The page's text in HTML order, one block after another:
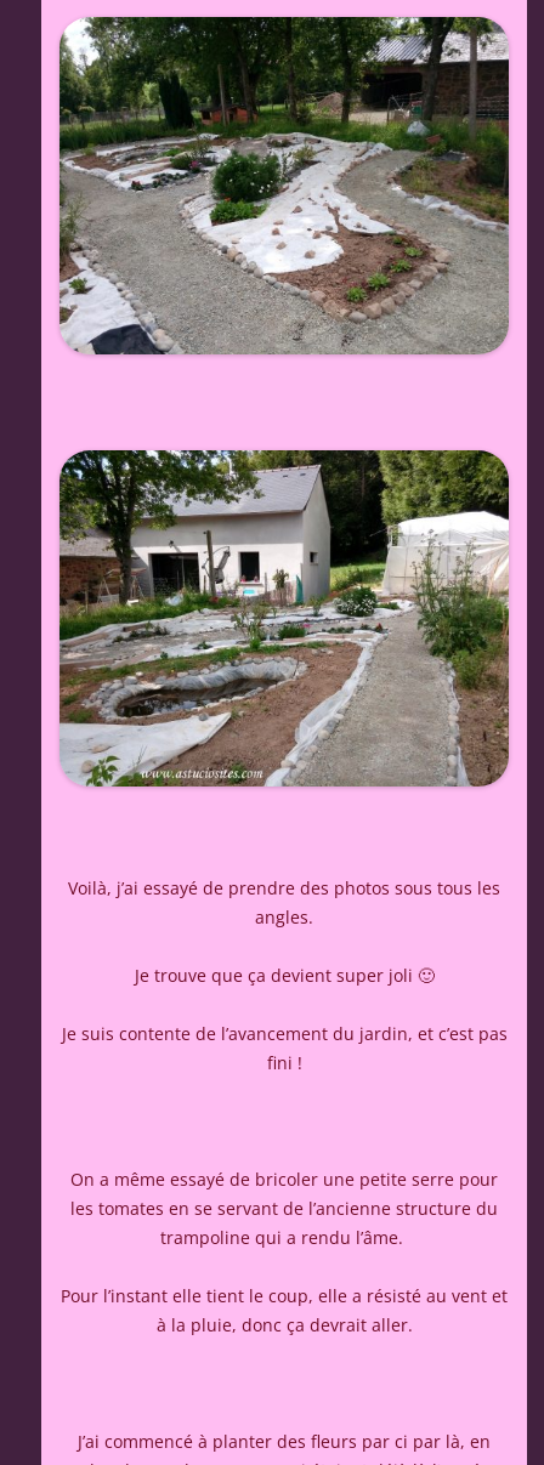
Voilà, j’ai essayé de prendre des photos sous tous les
angles.
Je trouve que ça devient super joli 🙂
Je suis contente de l’avancement du jardin, et c’est pas
fini !
On a même essayé de bricoler une petite serre pour
les tomates en se servant de l’ancienne structure du
trampoline qui a rendu l’âme.
Pour l’instant elle tient le coup, elle a résisté au vent et
à la pluie, donc ça devrait aller.
J’ai commencé à planter des fleurs par ci par là, en